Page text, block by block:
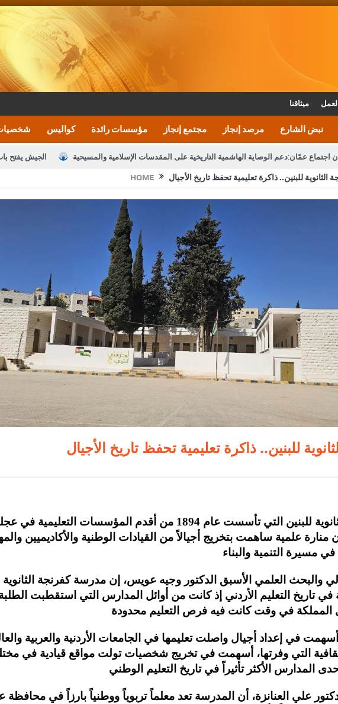
ميثاقنا
شخصيات كواليس مؤسسات رائدة مجتمع إنجاز مرصد إنجاز نبض الشارع
الجيش يفتح اجتماع عمّان:دعم الوصاية الهاشمية التاريخية على المقدسات الإسلامية والمسيحية
النواب يقر مشروع تعديل قانون الملكية العقارية
القاضي يلتقي رؤساء تحرير الصحف اليومية (الدفعة الثالثة) إلى مراجعة منصة خدمة العلم
الملك يتلقى اتصالا هاتفيا من العاهل القاضي محمود أحمد فريحات.. مبارك ومزيدا من التوفيق
HOME للبنين.. ذاكرة تعليمية تحفظ تاريخ الأجيال
للبنين.. ذاكرة تعليمية تحفظ تاريخ الأجيال
تعد مدرسة كفرنجة الثانوية للبنين التي تأسست عام 1894 من أقدم المؤسسات
علمية ساهمت بتخريج أجيالاً من القيادات الوطنية والأكاديميين
والبحث العلمي الأسبق الدكتور وجيه عويس، إن مدرسة كفرنجة الثانوية
التعليم الأردني إذ كانت من أوائل المدارس التي استقطبت
في إعداد أجيال واصلت تعليمها في الجامعات الأردنية والعربية
التي وفرتها، أسهمت في تخريج شخصيات تولت مواقع قيادية في
علي العنانزة، أن المدرسة تعد معلماً تربوياً ووطنياً بارزاً في محافظة